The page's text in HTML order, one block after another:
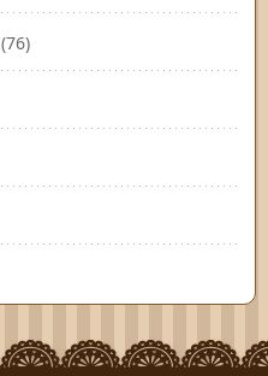
(76)